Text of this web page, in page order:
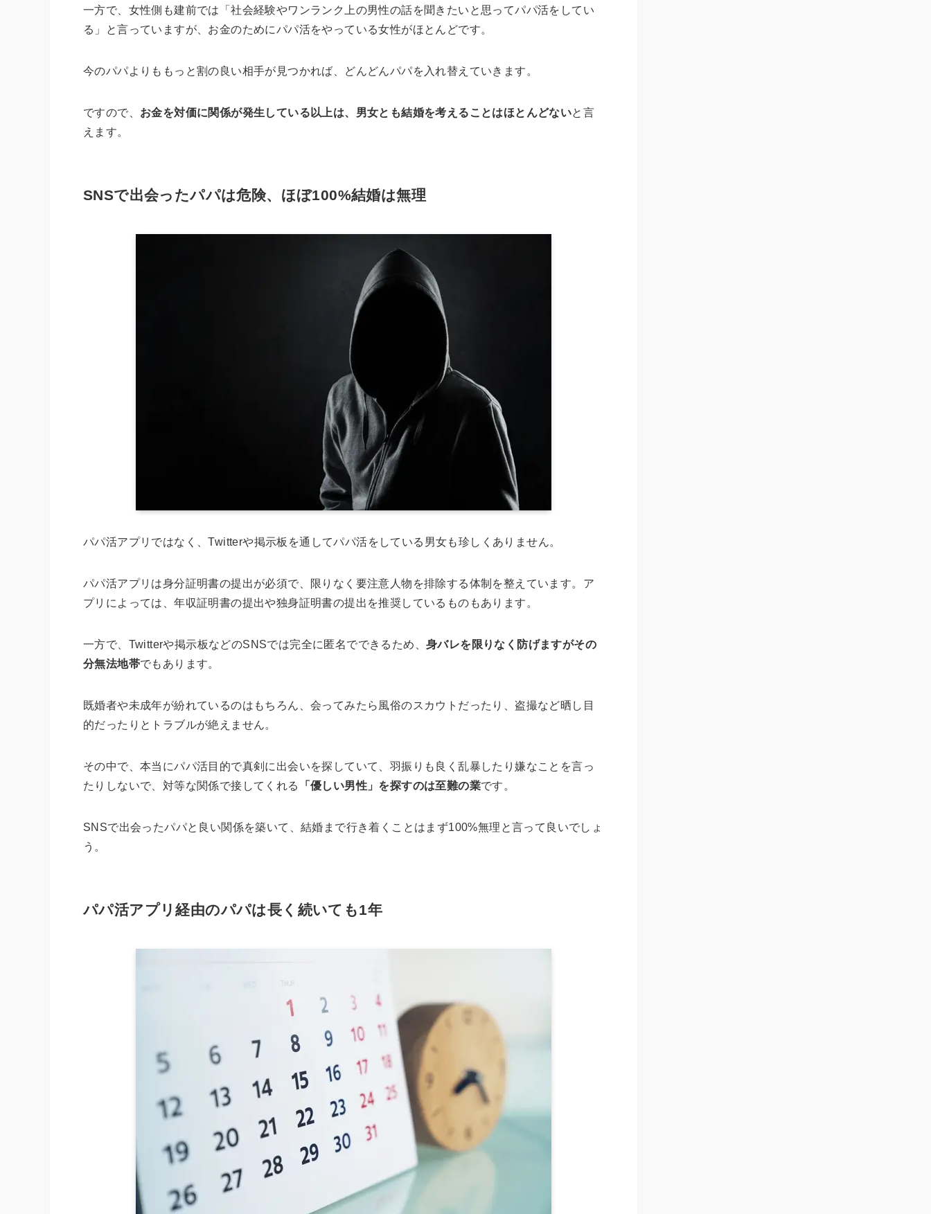
一方で、女性側も建前では「社会経験やワンランク上の男性の話を聞きたいと思ってパパ活をしてい
る」と言っていますが、お金のためにパパ活をやっている女性がほとんどです。
今のパパよりももっと割の良い相手が見つかれば、どんどんパパを入れ替えていきます。
ですので、 お金を対価に関係が発生している以上は、男女とも結婚を考えることはほとんどないと言
えます。
SNSで出会ったパパは危険、ほぼ100%結婚は無理
パパ活アプリではなく、Twitterや掲示板を通してパパ活をしている男女も珍しくありません。
パパ活アプリは身分証明書の提出が必須で、限りなく要注意人物を排除する体制を整えています。ア
プリによっては、年収証明書の提出や独身証明書の提出を推奨しているものもあります。
一方で、Twitterや掲示板などのSNSでは完全に匿名でできるため、 身バレを限りなく防げますがその
分無法地帯でもあります。
既婚者や未成年が紛れているのはもちろん、会ってみたら風俗のスカウトだったり、盗撮など晒し目
的だったりとトラブルが絶えません。
その中で、本当にパパ活目的で真剣に出会いを探していて、羽振りも良く乱暴したり嫌なことを言っ
たりしないで、対等な関係で接してくれる
「優しい男性」を探すのは至難の業です。
SNSで出会ったパパと良い関係を築いて、結婚まで行き着くことはまず100%無理と言って良いでしょ
う。
パパ活アプリ経由のパパは長く続いても1年